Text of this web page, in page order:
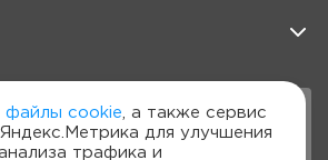
файлы cookie , а также сервис
для улучшения
трафика и